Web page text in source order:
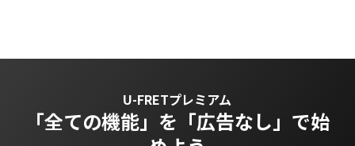
U-FRETプレミアム
「全ての機能」を 「広告なし」で始